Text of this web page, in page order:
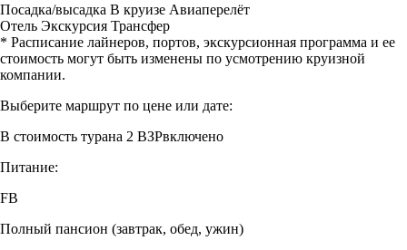
Посадка/высадка В круизе Авиаперелёт
Отель Экскурсия Трансфер
* Расписание лайнеров, портов, экскурсионная программа и ее
стоимость могут быть изменены по усмотрению круизной
компании.
Выберите маршрут по цене или дате:
В стоимость турана 2 ВЗРвключено
Питание:
FB
Полный пансион (завтрак, обед, ужин)